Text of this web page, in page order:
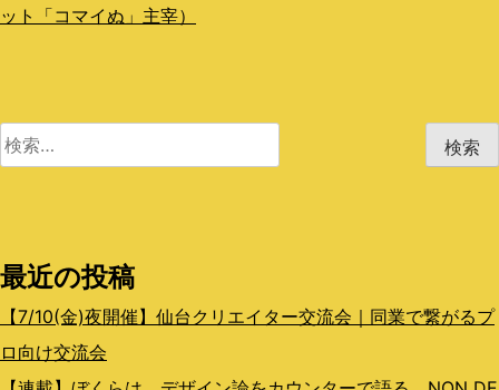
稿
ゲ
ョ
ン
ット「コマイぬ」主宰）
検
最近の投稿
【7/10(金)夜開催】仙台クリエイター交流会｜同業で繋がるプ
ロ向け交流会